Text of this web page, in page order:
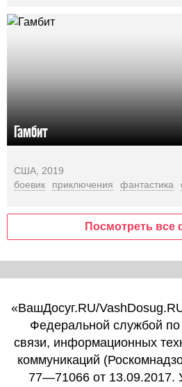
Гамбит
США, 2019
боевик
приключения фантастика
Посмотреть
«ВашДосуг.RU/
Федеральной службой
связи, информационных
коммуникаций
77—71066 от 13.09.2017.